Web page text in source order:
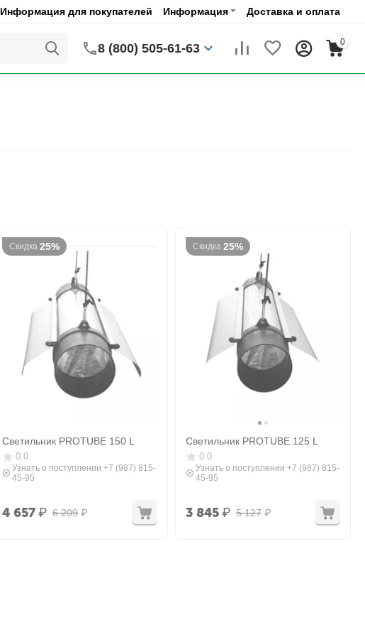
Информация для покупателей Информация Доставка и оплата
8 (800) 505-61-63 0
Скидка 25%
Светильник PROTUBE 150 L
0.0
Узнать о поступлении +7 (987) 815-
45-95
6 209 ₽
4 657₽
Скидка 25%
Светильник PROTUBE 125 L
0.0
Узнать о поступлении +7 (987) 815-
45-95
5 127 ₽
3 845 ₽